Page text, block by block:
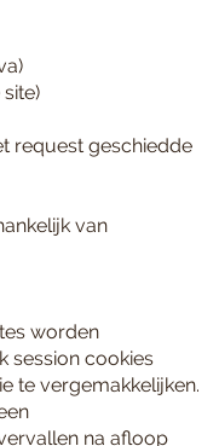
request geschiedde
van
worden
session cookies
te vergemakkelijken.
na afloop